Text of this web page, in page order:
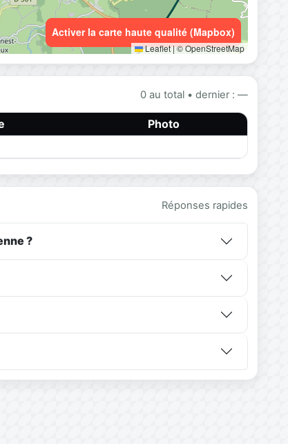
Leaflet|© OpenStreetMap
Activer la carte haute qualité (Mapbox)
0 au total • dernier : —
Photo
Réponses rapides
?